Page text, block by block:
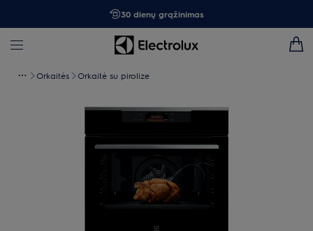
30 dienų grąžinimas
Orkaitės Orkaitė su pirolize